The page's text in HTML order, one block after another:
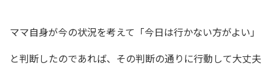
ママ自身が今の状況を考えて「今日は行かない方がよい」
と判断したのであれば、その判断の通りに行動して大丈夫